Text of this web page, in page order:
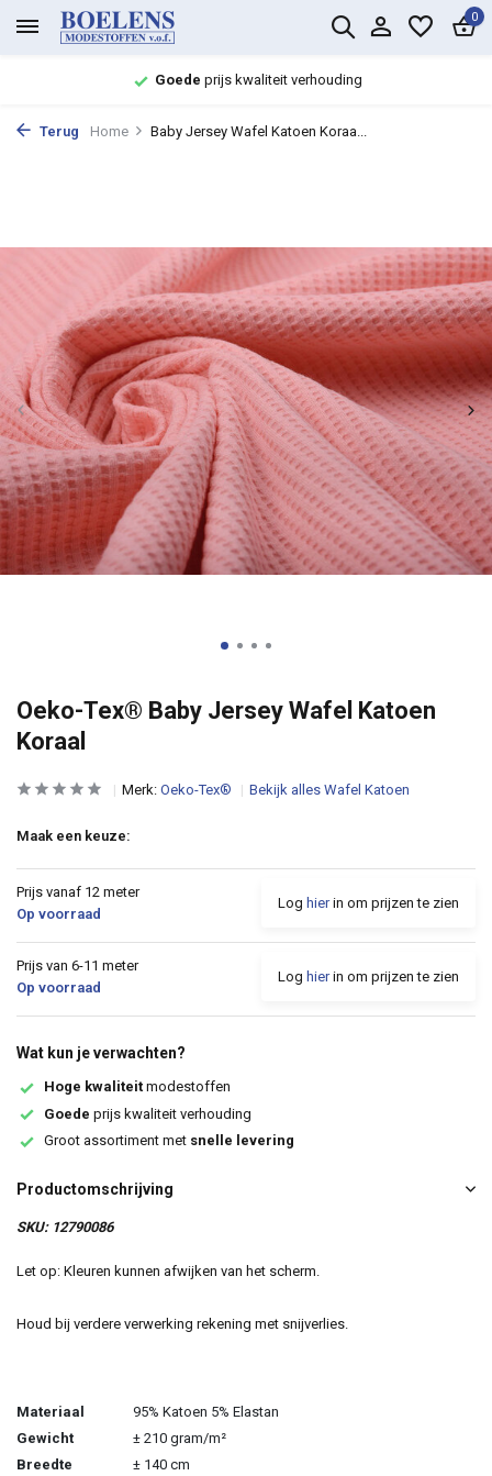
0
Goede prijs kwaliteit verhouding
Terug Home Baby Jersey Wafel Katoen Koraa...
Oeko-Tex® Baby Jersey Wafel Katoen
Koraal
Merk: Oeko-Tex® Bekijk alles Wafel Katoen
Maak een keuze:
Prijs vanaf 12 meter
Op voorraad
Log hierin om prijzen te zien
Prijs van 6-11 meter
Op voorraad
Log hierin om prijzen te zien
Wat kun je verwachten?
Hoge kwaliteit modestoffen
Goede prijs kwaliteit verhouding
Groot assortiment met snelle levering
Productomschrijving
SKU: 12790086
Let op: Kleuren kunnen afwijken van het scherm.
Houd bij verdere verwerking rekening met snijverlies.
Materiaal
95% Katoen 5% Elastan
Gewicht
± 210 gram/m²
Breedte
± 140 cm